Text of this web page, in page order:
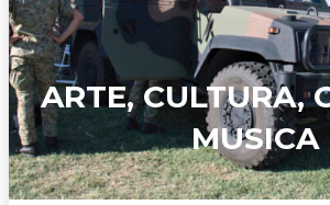
ARTE, CULTURA,
MUSICA